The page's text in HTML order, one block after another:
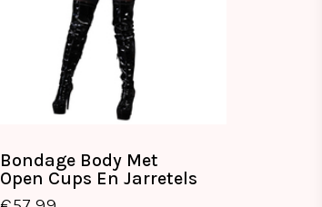
Bondage Body Met
Open Cups En Jarretels